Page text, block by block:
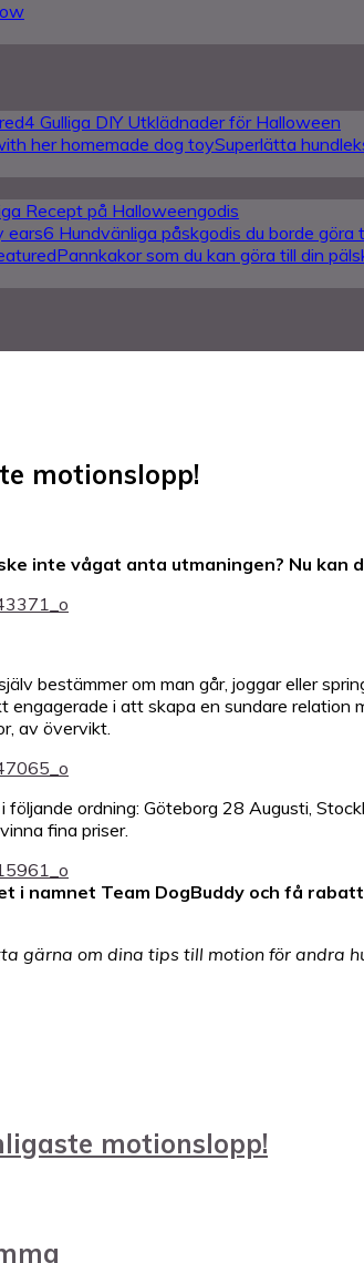
4 Gulliga DIY Utklädnader för Halloween
Superlätta
Recept på Halloweengodis
6 Hundvänliga påskgodis du borde göra
Pannkakor som du kan göra till din
motionslopp!
inte vågat anta utmaningen? Nu kan
bestämmer om man går, joggar eller
i att skapa en sundare
av övervikt.
ordning: Göteborg 28 Augusti,
fina priser.
i namnet Team DogBuddy och få
gärna om dina tips till motion för andra
motionslopp!